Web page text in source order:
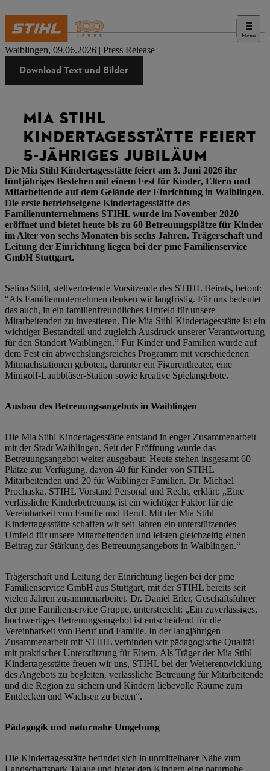
Menu
Presse
Waiblingen, 09.06.2026 | Press Release
Download Text und Bilder
MIA STIHL
KINDERTAGESSTÄTTE FEIERT
5-JÄHRIGES JUBILÄUM
Die Mia Stihl Kindertagesstätte feiert am 3. Juni 2026 ihr
fünfjähriges Bestehen mit einem Fest für Kinder, Eltern und
Mitarbeitende auf dem Gelände der Einrichtung in Waiblingen.
Die erste betriebseigene Kindertagesstätte des
Familienunternehmens STIHL wurde im November 2020
eröffnet und bietet heute bis zu 60 Betreuungsplätze für Kinder
im Alter von sechs Monaten bis sechs Jahren. Trägerschaft und
Leitung der Einrichtung liegen bei der pme Familienservice
GmbH Stuttgart.
Selina Stihl, stellvertretende Vorsitzende des STIHL Beirats, betont:
“Als Familienunternehmen denken wir langfristig. Für uns bedeutet
das auch, in ein familienfreundliches Umfeld für unsere
Mitarbeitenden zu investieren. Die Mia Stihl Kindertagesstätte ist ein
wichtiger Bestandteil und zugleich Ausdruck unserer Verantwortung
für den Standort Waiblingen.” Für Kinder und Familien wurde auf
dem Fest ein abwechslungsreiches Programm mit verschiedenen
Mitmachstationen geboten, darunter ein Figurentheater, eine
Minigolf-Laubbläser-Station sowie kreative Spielangebote.
Ausbau des Betreuungsangebots in Waiblingen
Die Mia Stihl Kindertagesstätte entstand in enger Zusammenarbeit
mit der Stadt Waiblingen. Seit der Eröffnung wurde das
Betreuungsangebot weiter ausgebaut: Heute stehen insgesamt 60
Plätze zur Verfügung, davon 40 für Kinder von STIHL
Mitarbeitenden und 20 für Waiblinger Familien. Dr. Michael
Prochaska, STIHL Vorstand Personal und Recht, erklärt: „Eine
verlässliche Kinderbetreuung ist ein wichtiger Faktor für die
Vereinbarkeit von Familie und Beruf. Mit der Mia Stihl
Kindertagesstätte schaffen wir seit Jahren ein unterstützendes
Umfeld für unsere Mitarbeitenden und leisten gleichzeitig einen
Beitrag zur Stärkung des Betreuungsangebots in Waiblingen.“
Trägerschaft und Leitung der Einrichtung liegen bei der pme
Familienservice GmbH aus Stuttgart, mit der STIHL bereits seit
vielen Jahren zusammenarbeitet. Dr. Daniel Erler, Geschäftsführer
der pme Familienservice Gruppe, unterstreicht: „Ein zuverlässiges,
hochwertiges Betreuungsangebot ist entscheidend für die
Vereinbarkeit von Beruf und Familie. In der langjährigen
Zusammenarbeit mit STIHL verbinden wir pädagogische Qualität
mit praktischer Unterstützung für Eltern. Als Träger der Mia Stihl
Kindertagesstätte freuen wir uns, STIHL bei der Weiterentwicklung
des Angebots zu begleiten, verlässliche Betreuung für Mitarbeitende
und die Region zu sichern und Kindern liebevolle Räume zum
Entdecken und Wachsen zu bieten“.
Pädagogik und naturnahe Umgebung
Die Kindertagesstätte befindet sich in unmittelbarer Nähe zum
Landschaftspark Talaue und bietet den Kindern eine naturnahe